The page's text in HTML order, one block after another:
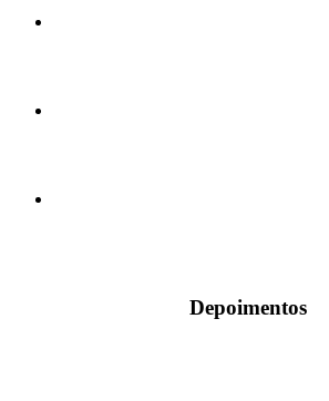
Depoimentos